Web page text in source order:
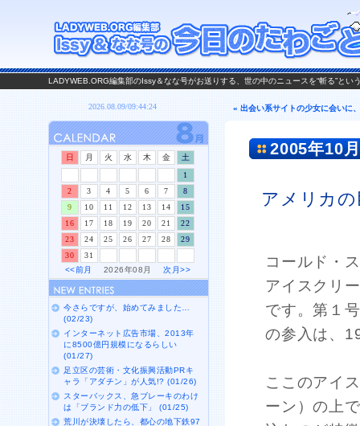
LADYWEB.ORG編集部のIssy＆なな号がお送りする、世の中のニュースを“斬る”と
« 出会い系サイトの少女に会いに
2005年10
アメリカ
コールド・
アイスクリ
です。第１
の参入は、
ここのアイ
ーン）の上
日 月 火 水 木 金
土
1
2
3 4 5 6 7
8
9
10 11 12 13 14
15
16
17 18 19 20 21
22
23
24 25 26 27 28
29
30
31
<<前月
2026年08月次月>>
今さらですが、始めてみました…
(02/23)
インターネット広告市場、2013年
に8500億円規模になるらしい
(01/27)
足立区の芸術・文化振興活動PRキ
ャラ「アダチン」が人気!? (01/26)
スターバックス、急ブレーキのわけ
は「ブランド力の低下」 (01/25)
荒川が決壊したら、都心の地下鉄97